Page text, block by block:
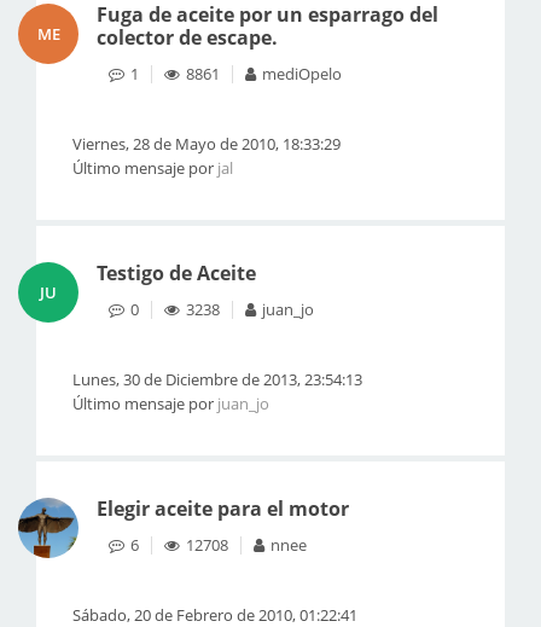
ME
Fuga de aceite por un esparrago del
colector de escape.
1 8861 mediOpelo
Viernes, 28 de Mayo de 2010, 18:33:29
Último mensaje por jal
JU
Testigo de Aceite
0 3238 juan_jo
Lunes, 30 de Diciembre de 2013, 23:54:13
Último mensaje por juan_jo
Elegir aceite para el motor
6 12708 nnee
Sábado, 20 de Febrero de 2010, 01:22:41